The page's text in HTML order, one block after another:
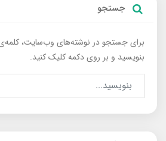
جستجو
برای جستجو در نوشته‌های وب‌سایت،
بنویسید و بر روی دکمه کلیک کنید.